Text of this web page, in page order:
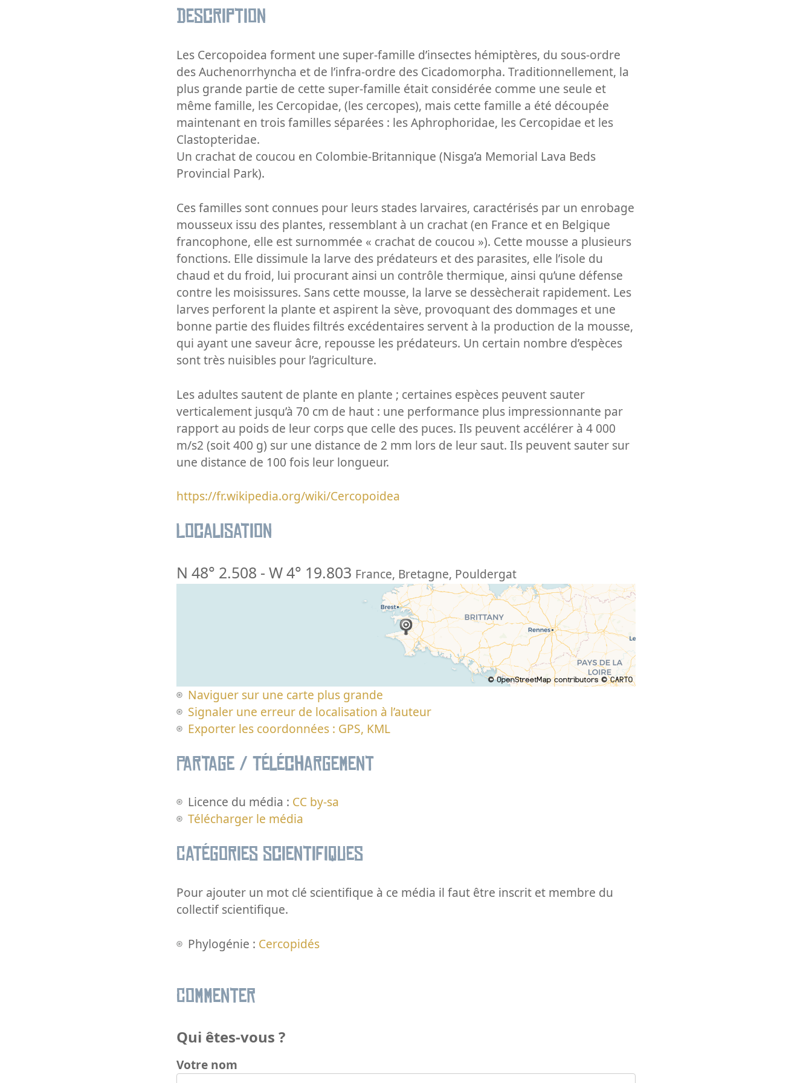
Description
Les Cercopoidea forment une super-famille d’insectes hémiptères, du sous-ordre
des Auchenorrhyncha et de l’infra-ordre des Cicadomorpha. Traditionnellement, la
plus grande partie de cette super-famille était considérée comme une seule et
même famille, les Cercopidae, (les cercopes), mais cette famille a été découpée
maintenant en trois familles séparées : les Aphrophoridae, les Cercopidae et les
Clastopteridae.
Un crachat de coucou en Colombie-Britannique (Nisga’a Memorial Lava Beds
Provincial Park).
Ces familles sont connues pour leurs stades larvaires, caractérisés par un enrobage
mousseux issu des plantes, ressemblant à un crachat (en France et en Belgique
francophone, elle est surnommée « crachat de coucou »). Cette mousse a plusieurs
fonctions. Elle dissimule la larve des prédateurs et des parasites, elle l’isole du
chaud et du froid, lui procurant ainsi un contrôle thermique, ainsi qu’une défense
contre les moisissures. Sans cette mousse, la larve se dessècherait rapidement. Les
larves perforent la plante et aspirent la sève, provoquant des dommages et une
bonne partie des fluides filtrés excédentaires servent à la production de la mousse,
qui ayant une saveur âcre, repousse les prédateurs. Un certain nombre d’espèces
sont très nuisibles pour l’agriculture.
Les adultes sautent de plante en plante ; certaines espèces peuvent sauter
verticalement jusqu’à 70 cm de haut : une performance plus impressionnante par
rapport au poids de leur corps que celle des puces. Ils peuvent accélérer à 4 000
m/s2 (soit 400 g) sur une distance de 2 mm lors de leur saut. Ils peuvent sauter sur
une distance de 100 fois leur longueur.
https://fr.wikipedia.org/wiki/Cercopoidea
Localisation
N 48° 2.508 - W 4° 19.803 France, Bretagne, Pouldergat
Naviguer sur une carte plus grande
Signaler une erreur de localisation à l’auteur
Exporter les coordonnées : GPS, KML
Partage / Téléchargement
Licence du média : CC by-sa
Télécharger le média
Catégories scientifiques
Pour ajouter un mot clé scientifique à ce média il faut être inscrit et membre du
collectif scientifique.
Phylogénie : Cercopidés
Commenter
Qui êtes-vous ?
Votre nom